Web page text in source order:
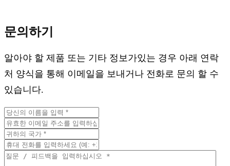
문의하기
알아야 할 제품 또는 기타 정보가있는 경우 아래 연락
처 양식을 통해 이메일을 보내거나 전화로 문의 할 수
있습니다.